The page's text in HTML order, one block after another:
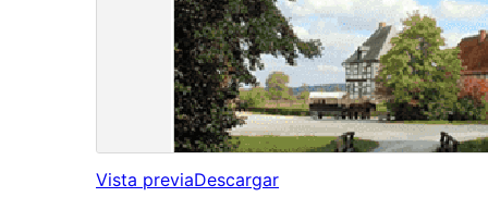
Vista previaDescargar